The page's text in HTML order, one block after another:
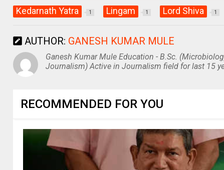
Kedarnath Yatra 1 Lingam 1 Lord Shiva 1
AUTHOR: GANESH KUMAR MULE
Ganesh Kumar Mule Education - B.Sc.
Journalism) Active in Journalism field for last 15
RECOMMENDED FOR YOU